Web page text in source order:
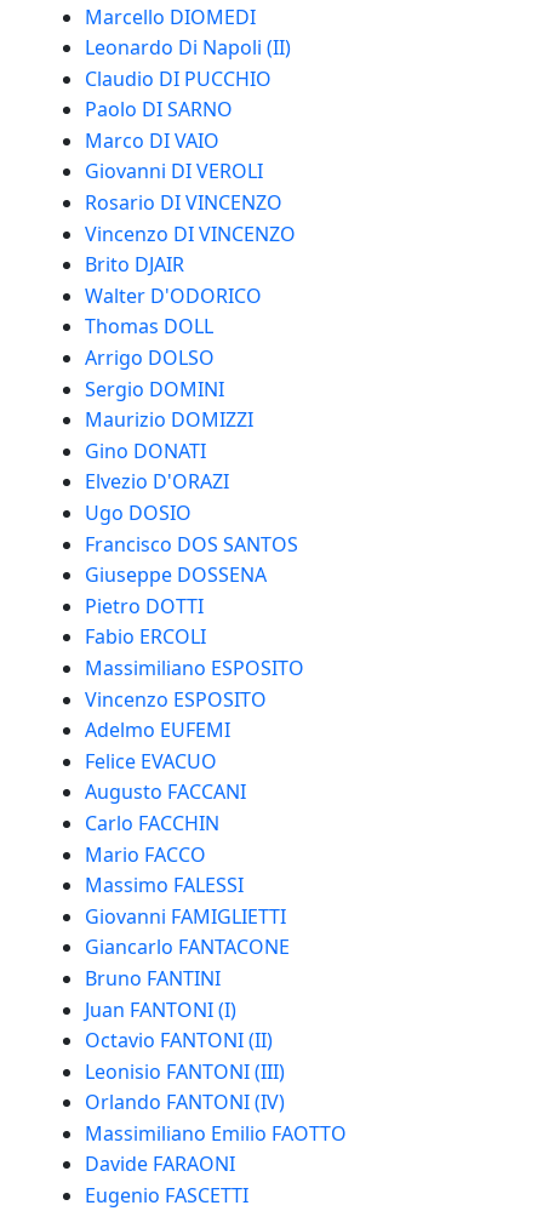
Marcello DIOMEDI
Leonardo Di Napoli (II)
Claudio DI PUCCHIO
Paolo DI SARNO
Marco DI VAIO
Giovanni DI VEROLI
Rosario DI VINCENZO
Vincenzo DI VINCENZO
Brito DJAIR
Walter D'ODORICO
Thomas DOLL
Arrigo DOLSO
Sergio DOMINI
Maurizio DOMIZZI
Gino DONATI
Elvezio D'ORAZI
Ugo DOSIO
Francisco DOS SANTOS
Giuseppe DOSSENA
Pietro DOTTI
Fabio ERCOLI
Massimiliano ESPOSITO
Vincenzo ESPOSITO
Adelmo EUFEMI
Felice EVACUO
Augusto FACCANI
Carlo FACCHIN
Mario FACCO
Massimo FALESSI
Giovanni FAMIGLIETTI
Giancarlo FANTACONE
Bruno FANTINI
Juan FANTONI (I)
Octavio FANTONI (II)
Leonisio FANTONI (III)
Orlando FANTONI (IV)
Massimiliano Emilio FAOTTO
Davide FARAONI
Eugenio FASCETTI